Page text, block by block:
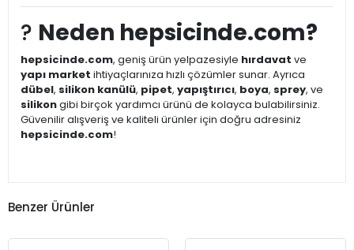
? Neden hepsicinde.com?
hepsicinde.com, geniş ürün yelpazesiyle hırdavat ve
yapı market ihtiyaçlarınıza hızlı çözümler sunar. Ayrıca
dübel, silikon kanülü, pipet, yapıştırıcı, boya, sprey, ve
silikongibi birçok yardımcı ürünü de kolayca bulabilirsiniz.
Güvenilir alışveriş ve kaliteli ürünler için doğru adresiniz
hepsicinde.com!
Benzer Ürünler